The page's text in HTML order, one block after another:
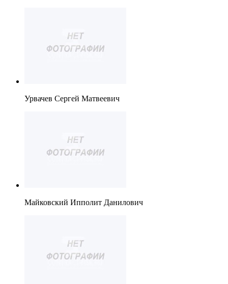
Урвачев Сергей Матвеевич
Майковский Ипполит Данилович